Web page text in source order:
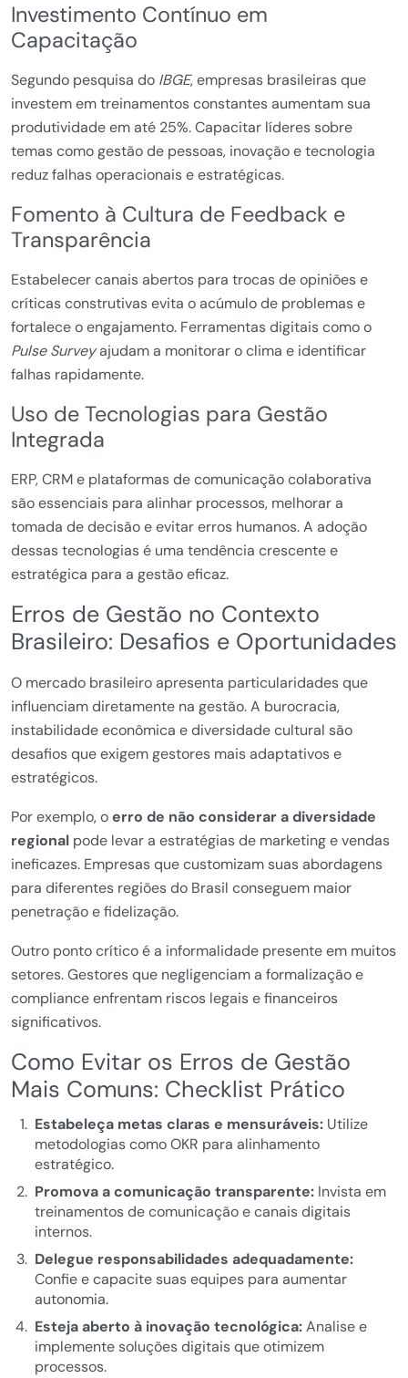
Investimento Contínuo em
Capacitação
Segundo pesquisa do IBGE, empresas brasileiras que
investem em treinamentos constantes aumentam sua
produtividade em até 25%. Capacitar líderes sobre
temas como gestão de pessoas, inovação e tecnologia
reduz falhas operacionais e estratégicas.
Fomento à Cultura de Feedback e
Transparência
Estabelecer canais abertos para trocas de opiniões e
críticas construtivas evita o acúmulo de problemas e
fortalece o engajamento. Ferramentas digitais como o
Pulse Surveyajudam a monitorar o clima e identificar
falhas rapidamente.
Uso de Tecnologias para Gestão
Integrada
ERP, CRM e plataformas de comunicação colaborativa
são essenciais para alinhar processos, melhorar a
tomada de decisão e evitar erros humanos. A adoção
dessas tecnologias é uma tendência crescente e
estratégica para a gestão eficaz.
Erros de Gestão no Contexto
Brasileiro: Desafios e Oportunidades
O mercado brasileiro apresenta particularidades que
influenciam diretamente na gestão. A burocracia,
instabilidade econômica e diversidade cultural são
desafios que exigem gestores mais adaptativos e
estratégicos.
Por exemplo, oerro de não considerar a diversidade
regional pode levar a estratégias de marketing e vendas
ineficazes. Empresas que customizam suas abordagens
para diferentes regiões do Brasil conseguem maior
penetração e fidelização.
Outro ponto crítico é a informalidade presente em muitos
setores. Gestores que negligenciam a formalização e
compliance enfrentam riscos legais e financeiros
significativos.
Como Evitar os Erros de Gestão
Mais Comuns: Checklist Prático
Estabeleça metas claras e mensuráveis:Utilize
metodologias como OKR para alinhamento
estratégico.
Promova a comunicação transparente:Invista em
treinamentos de comunicação e canais digitais
internos.
Delegue responsabilidades adequadamente:
Confie e capacite suas equipes para aumentar
autonomia.
Esteja aberto à inovação tecnológica:Analise e
implemente soluções digitais que otimizem
processos.